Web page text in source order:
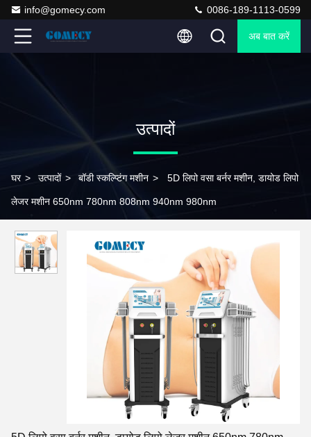
info@gomecy.com 0086-189-1113-0599
अब बात करें
उत्पादों
घर > उत्पादों > बॉडी स्कल्प्टिंग मशीन > 5D लिपो वसा बर्नर मशीन, डायोड लिपो
लेजर मशीन 650nm 780nm 808nm 940nm 980nm